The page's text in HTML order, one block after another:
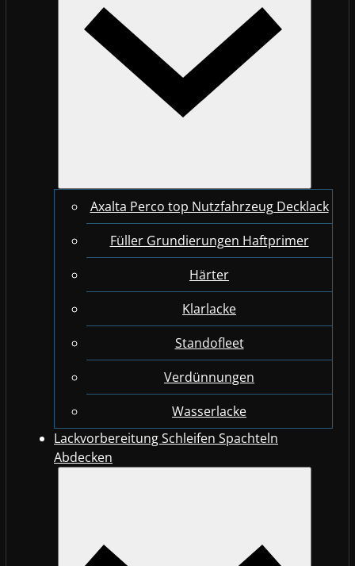
Axalta Perco top Nutzfahrzeug Decklack
Füller Grundierungen Haftprimer
Härter
Klarlacke
Standofleet
Verdünnungen
Wasserlacke
Lackvorbereitung Schleifen Spachteln
Abdecken